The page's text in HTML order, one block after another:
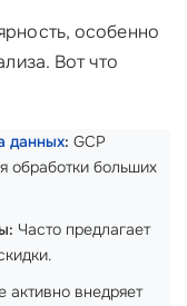
особенно
Вот что
данных: GCP
обработки больших
Часто предлагает
активно внедряет